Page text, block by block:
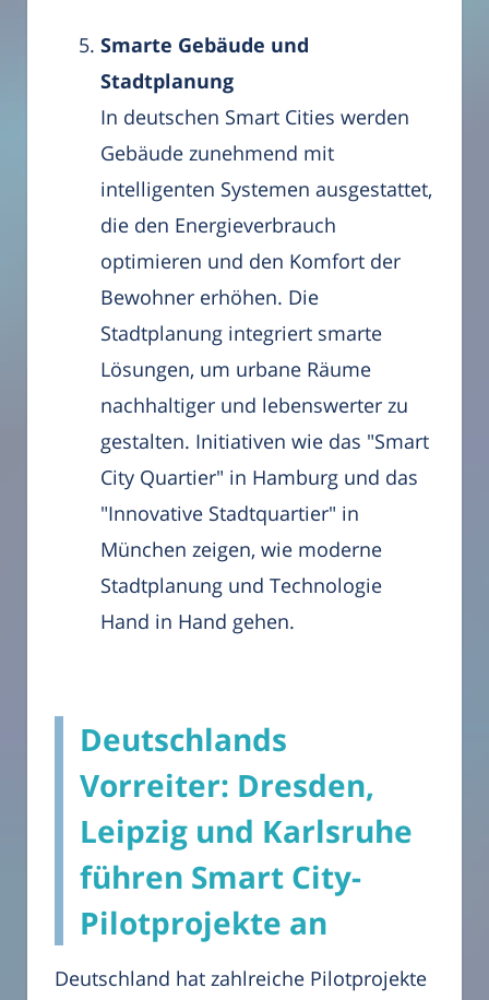
Smarte Gebäude und
Stadtplanung
In deutschen Smart Cities werden
Gebäude zunehmend mit
intelligenten Systemen ausgestattet,
die den Energieverbrauch
optimieren und den Komfort der
Bewohner erhöhen. Die
Stadtplanung integriert smarte
Lösungen, um urbane Räume
nachhaltiger und lebenswerter zu
gestalten. Initiativen wie das "Smart
City Quartier" in Hamburg und das
"Innovative Stadtquartier" in
München zeigen, wie moderne
Stadtplanung und Technologie
Hand in Hand gehen.
Deutschlands
Vorreiter: Dresden,
Leipzig und Karlsruhe
führen Smart City-
Pilotprojekte an
Deutschland hat zahlreiche Pilotprojekte